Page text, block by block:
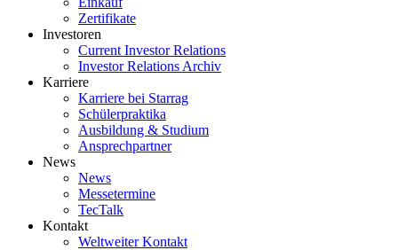
Zertifikate
Investoren
Current Investor Relations
Investor Relations Archiv
Karriere
Karriere bei Starrag
Schülerpraktika
Ausbildung & Studium
Ansprechpartner
News
News
Messetermine
TecTalk
Kontakt
Weltweiter Kontakt